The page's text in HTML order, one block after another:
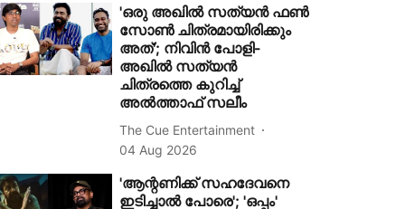
'ഒരു അഖിൽ സത്യൻ ഫൺ
സോൺ ചിത്രമായിരിക്കും
അത്'; നിവിൻ പോളി-
അഖിൽ സത്യൻ
ചിത്രത്തെ കുറിച്ച്
അൽത്താഫ് സലീം
The Cue Entertainment
04 Aug 2026
'ആന്റണിക്ക് സഹദേവനെ
ഇടിച്ചാൽ പോരെ'; 'ഒപ്പം'